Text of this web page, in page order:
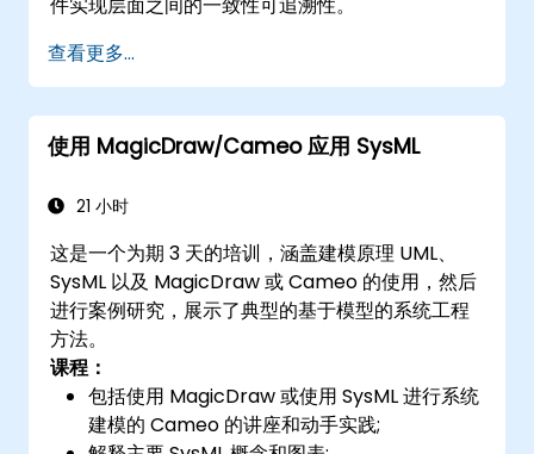
查看更多...
使用 MagicDraw/Cameo 应用 SysML
21 小时
这是一个为期 3 天的培训，涵盖建模原理 UML、
SysML 以及 MagicDraw 或 Cameo 的使用，然后
进行案例研究，展示了典型的基于模型的系统工程
方法。
课程：
包括使用 MagicDraw 或使用 SysML 进行系统
建模的 Cameo 的讲座和动手实践;